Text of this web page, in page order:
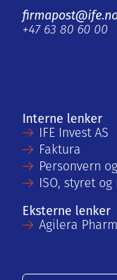
+47 63 80 60 00
Interne lenker
IFE Invest AS
Faktura
Personvern
ISO, styret
Eksterne lenker
Agilera